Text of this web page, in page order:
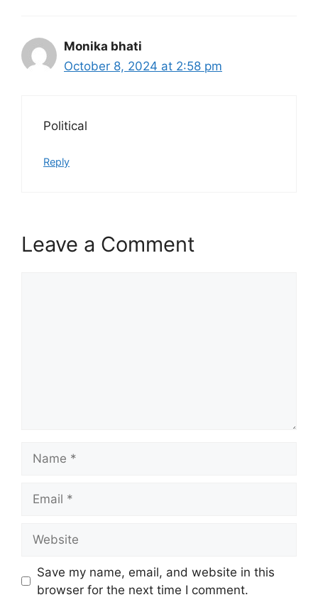
Monika bhati
October 8, 2024 at 2:58 pm
Political
Reply
Leave a Comment
Save my name, email, and website in this
browser for the next time I comment.